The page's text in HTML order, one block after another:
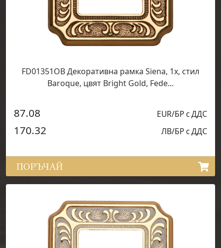
FD01351OB Декоративна рамка Siena, 1х, стил
Baroque, цвят Bright Gold, Fede...
87.08 EUR/БР с ДДС
170.32 ЛВ/БР с ДДС
ПОРЪЧАЙ